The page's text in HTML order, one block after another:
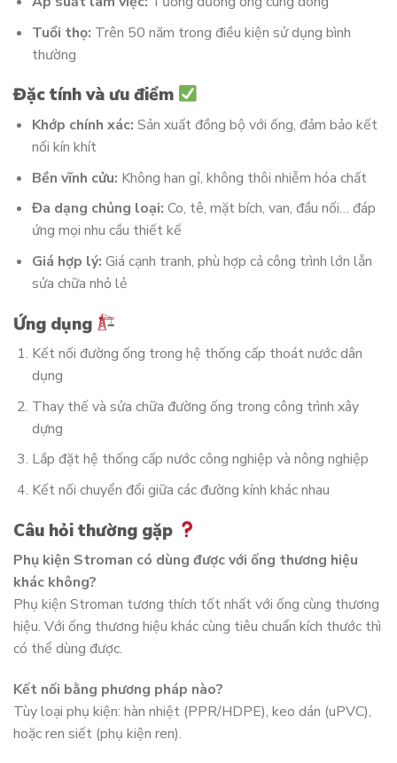
Tuổi thọ: Trên 50 năm trong điều kiện sử dụng bình
thường
Đặc tính và ưu điểm
Khớp chính xác: Sản xuất đồng bộ với ống, đảm bảo kết
nối kín khít
Bền vĩnh cửu: Không han gỉ, không thôi nhiễm hóa chất
Đa dạng chủng loại: Co, tê, mặt bích, van, đầu nối… đáp
ứng mọi nhu cầu thiết kế
Giá hợp lý: Giá cạnh tranh, phù hợp cả công trình lớn lẫn
sửa chữa nhỏ lẻ
Ứng dụng
Kết nối đường ống trong hệ thống cấp thoát nước dân
dụng
Thay thế và sửa chữa đường ống trong công trình xây
dựng
Lắp đặt hệ thống cấp nước công nghiệp và nông nghiệp
Kết nối chuyển đổi giữa các đường kính khác nhau
Câu hỏi thường gặp
Phụ kiện Stroman có dùng được với ống thương hiệu
khác không?
Phụ kiện Stroman tương thích tốt nhất với ống cùng thương
hiệu. Với ống thương hiệu khác cùng tiêu chuẩn kích thước thì
có thể dùng được.
Kết nối bằng phương pháp nào?
Tùy loại phụ kiện: hàn nhiệt (PPR/HDPE), keo dán (uPVC),
hoặc ren siết (phụ kiện ren).